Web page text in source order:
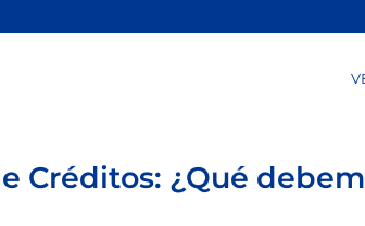
Créditos: ¿Qué